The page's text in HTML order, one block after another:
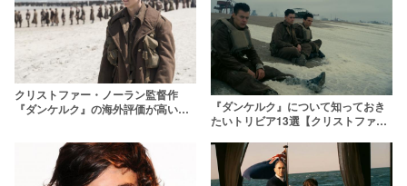
クリストファー・ノーラン監督作
『ダンケルク』の海外評価が高い理
『ダンケルク』について知っておき
たいトリビア13選【クリストファ